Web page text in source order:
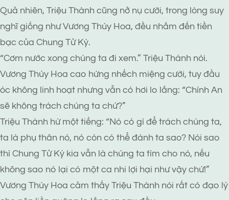
Quả nhiên, Triệu Thành cũng nở nụ cười, trong lòng suy
nghĩ giống như Vương Thúy Hoa, đều nhắm đến tiền
bạc của Chung Tử Kỳ.
“Cơm nước xong chúng ta đi xem.” Triệu Thành nói.
Vương Thúy Hoa cao hứng nhếch miệng cười, tuy đầu
óc không linh hoạt nhưng vẫn có hơi lo lắng: “Chính An
sẽ không trách chúng ta chứ?”
Triệu Thành hừ một tiếng: “Nó có gì để trách chúng ta,
ta là phụ thân nó, nó còn có thể đánh ta sao? Nói sao
thì Chung Tử Kỳ kia vẫn là chúng ta tìm cho nó, nếu
không sao nó lại có một ca nhi lợi hại như vậy chứ!”
Vương Thúy Hoa cảm thấy Triệu Thành nói rất có đạo lý